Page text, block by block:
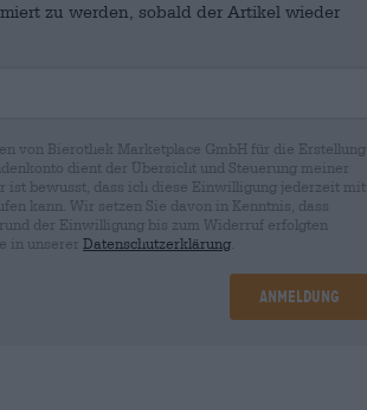
zu werden, sobald der Artikel wieder
von Bierothek Marketplace GmbH für die Erstellung
dient der Übersicht und Steuerung meiner
bewusst, dass ich diese Einwilligung jederzeit mit
kann. Wir setzen Sie davon in Kenntnis, dass
der Einwilligung bis zum Widerruf erfolgten
in unserer Datenschutzerklärung
Anmeldung